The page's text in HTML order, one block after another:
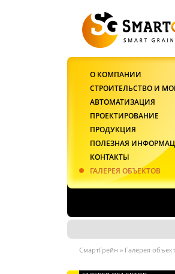
СмартГрейн » Галерея
О КОМПАНИИ
СТРОИТЕЛЬСТВО И
АВТОМАТИЗАЦИЯ
ПРОЕКТИРОВАНИЕ
ПРОДУКЦИЯ
ПОЛЕЗНАЯ
КОНТАКТЫ
ГАЛЕРЕЯ ОБЪЕКТОВ